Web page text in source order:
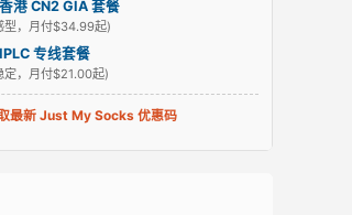
港 CN2 GIA 套餐
型，月付$34.99起)
专线套餐
定，月付$21.00起)
最新 Just My Socks 优惠码